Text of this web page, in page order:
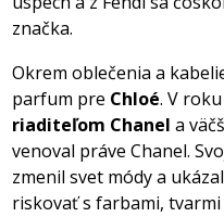
značka.
Okrem oblečenia a
parfum pre Chloé. V
riaditeľom Chanel a
venoval práve Chanel.
zmenil svet módy a
riskovať s farbami,